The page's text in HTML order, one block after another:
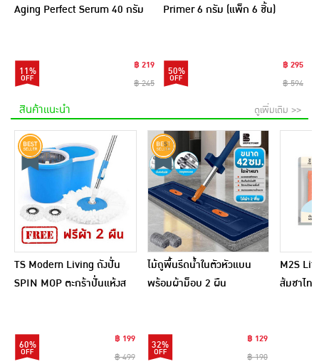
Aging Perfect Serum 40 กรัม
11%
฿ 219
฿ 245
Primer 6 กรัม (แพ็ก 6 ชิ้น)
50%
฿ 295
฿ 594
สินค้าแนะนำ ดูเพิ่มเติม >>
TS Modern Living ถังปั่น
SPIN MOP ตะกร้าปั่นแห้งส
60%
฿ 199
฿ 499
ไม้ถูพื้นรีดน้ำในตัวหัวแบน
พร้อมผ้าม็อบ 2 ผืน
32%
฿ 129
฿ 190
M2S
ส้มชาไท